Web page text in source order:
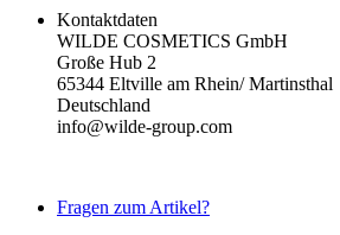
Kontaktdaten
WILDE COSMETICS GmbH
Große Hub 2
65344 Eltville am Rhein/ Martinsthal
Deutschland
info@wilde-group.com
Fragen zum Artikel?